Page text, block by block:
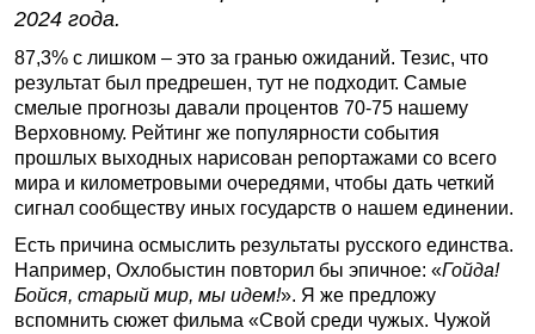
2024 года.
87,3% с лишком – это за гранью ожиданий. Тезис, что
результат был предрешен, тут не подходит. Самые
смелые прогнозы давали процентов 70-75 нашему
Верховному. Рейтинг же популярности события
прошлых выходных нарисован репортажами со всего
мира и километровыми очередями, чтобы дать четкий
сигнал сообществу иных государств о нашем единении.
Есть причина осмыслить результаты русского единства.
Например, Охлобыстин повторил бы эпичное: «Гойда!
Бойся, старый мир, мы идем!». Я же предложу
вспомнить сюжет фильма «Свой среди чужых. Чужой